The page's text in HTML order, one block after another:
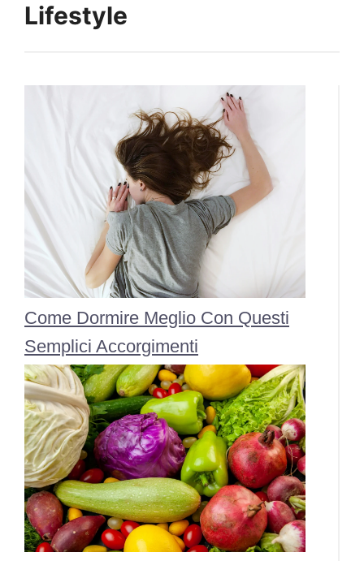
Lifestyle
Come Dormire Meglio Con Questi
Semplici Accorgimenti